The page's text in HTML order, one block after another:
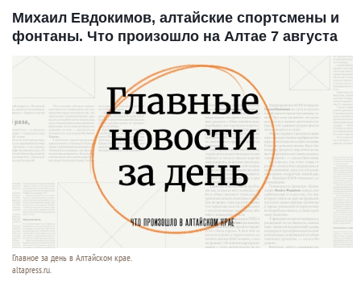
Михаил Евдокимов, алтайские спортсмены и
фонтаны. Что произошло на Алтае 7 августа
Главное за день в Алтайском крае.
altapress.ru.